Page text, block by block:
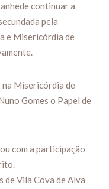
continuar a
pela
e Misericórdia de
na Misericórdia de
Gomes o Papel de
com a participação
de Vila Cova de Alva